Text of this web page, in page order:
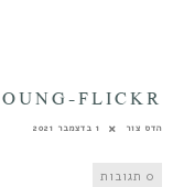
FLICKR
הדס צור 1 בדצמבר 2021
0 תגובות